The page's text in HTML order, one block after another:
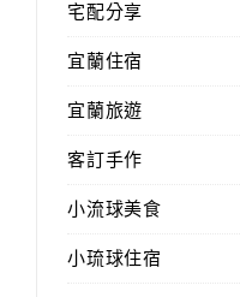
宅配分享
宜蘭住宿
宜蘭旅遊
客訂手作
小流球美食
小琉球住宿